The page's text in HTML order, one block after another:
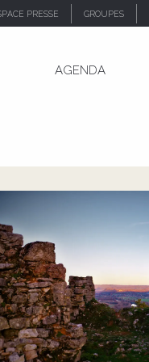
PRESSE GROUPES
AGENDA